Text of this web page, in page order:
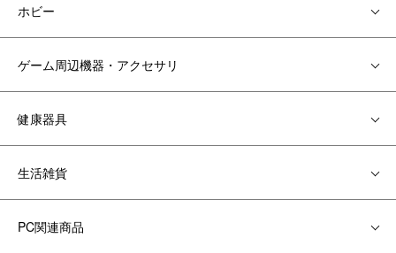
ホビー
ゲーム周辺機器・アクセサリ
健康器具
生活雑貨
PC関連商品